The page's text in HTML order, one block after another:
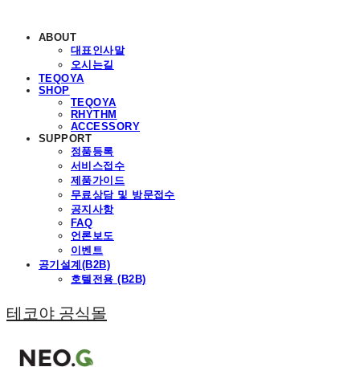
ABOUT
대표인사말
오시는길
TEQOYA
SHOP
TEQOYA
RHYTHM
ACCESSORY
SUPPORT
정품등록
서비스접수
제품가이드
무료상담 및 방문접수
공지사항
FAQ
언론보도
이벤트
공기설계(B2B)
호텔전용 (B2B)
테코야 공식몰